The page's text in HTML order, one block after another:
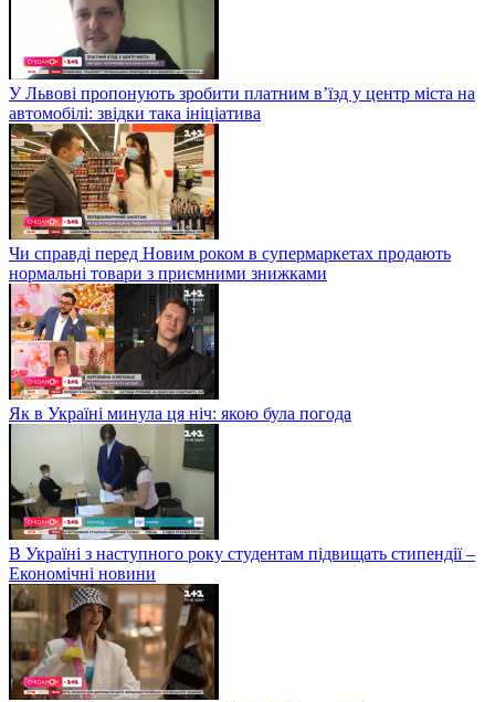
У Львові пропонують зробити платним в’їзд у центр міста на
автомобілі: звідки така ініціатива
Чи справді перед Новим роком в супермаркетах продають
нормальні товари з приємними знижками
Як в Україні минула ця ніч: якою була погода
В Україні з наступного року студентам підвищать стипендії –
Економічні новини